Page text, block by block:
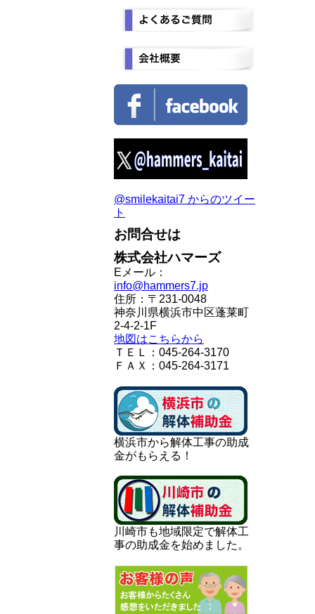
@smilekaitai7 からのツイー
ト
お問合せは
株式会社ハマーズ
Eメール：
info@hammers7.jp
住所：〒231-0048
神奈川県横浜市中区蓬莱町
2-4-2-1F
地図はこちらから
ＴＥＬ：045-264-3170
ＦＡＸ：045-264-3171
横浜市から解体工事の助成
金がもらえる！
川崎市も地域限定で解体工
事の助成金を始めました。